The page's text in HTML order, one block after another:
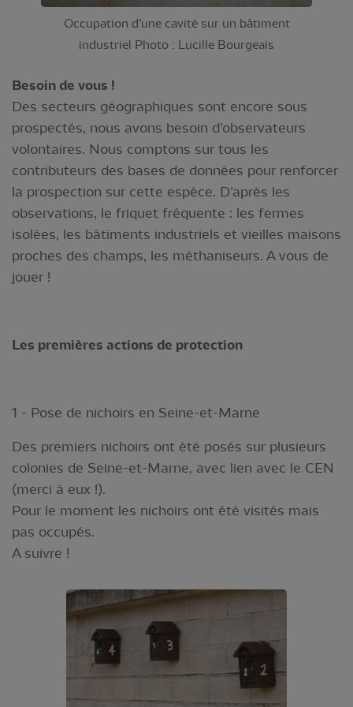
Occupation d’une cavité sur un bâtiment
industriel Photo : Lucille Bourgeais
Besoin de vous !
Des secteurs géographiques sont encore sous
prospectés, nous avons besoin d’observateurs
volontaires. Nous comptons sur tous les
contributeurs des bases de données pour renforcer
la prospection sur cette espèce. D’après les
observations, le friquet fréquente : les fermes
isolées, les bâtiments industriels et vieilles maisons
proches des champs, les méthaniseurs. A vous de
jouer !
Les premières actions de protection
1 - Pose de nichoirs en Seine-et-Marne
Des premiers nichoirs ont été posés sur plusieurs
colonies de Seine-et-Marne, avec lien avec le CEN
(merci à eux !).
Pour le moment les nichoirs ont été visités mais
pas occupés.
A suivre !